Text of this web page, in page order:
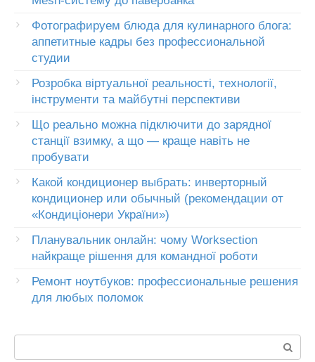
Фотографируем блюда для кулинарного блога:
аппетитные кадры без профессиональной
студии
Розробка віртуальної реальності, технології,
інструменти та майбутні перспективи
Що реально можна підключити до зарядної
станції взимку, а що — краще навіть не
пробувати
Какой кондиционер выбрать: инверторный
кондиционер или обычный (рекомендации от
«Кондиціонери України»)
Планувальник онлайн: чому Worksection
найкраще рішення для командної роботи
Ремонт ноутбуков: профессиональные решения
для любых поломок